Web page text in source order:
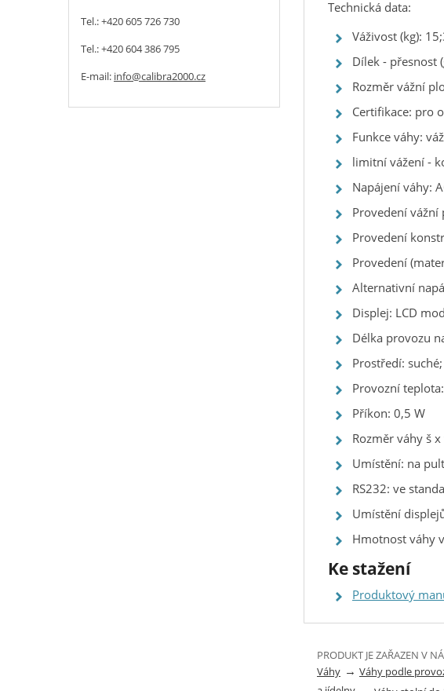
Technická data:
Váživost (kg):
Dílek - přesnost
Rozměr vážní
Certifikace: pro
Funkce váhy:
limitní vážení -
Napájení váhy:
Provedení vážní
Provedení
Provedení
Alternativní
Displej: LCD
Délka provozu
Prostředí:
Provozní teplota:
Příkon: 0,5 W
Rozměr váhy š
Umístění: na
RS232: ve
Umístění
Hmotnost váhy
Ke stažení
Produktový
PRODUKT JE ZAŘAZEN V
Váhy → Váhy podle
Tel.: +420 605 726 730
Tel.: +420 604 386 795
E-mail: info@calibra2000.cz